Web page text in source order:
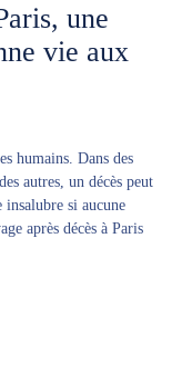
une
vie aux
humains. Dans des
autres, un décès peut
si aucune
après décès à Paris